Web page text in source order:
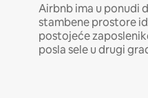
Airbnb ima u ponudi
stambene prostore
postojeće
posla sele u drugi